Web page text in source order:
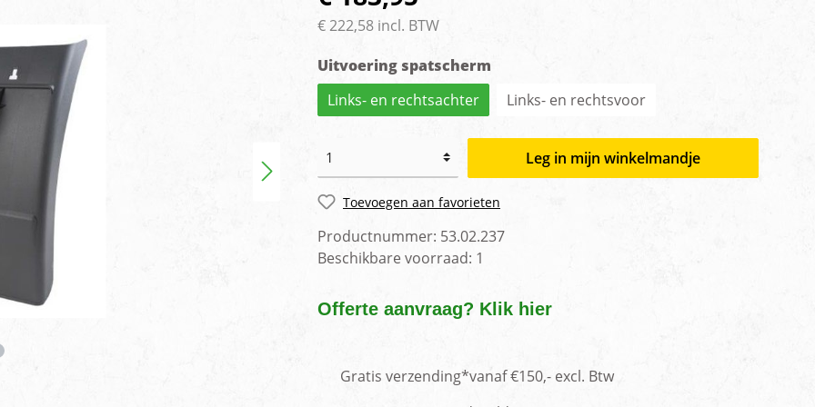
€ 222,58 incl. BTW
Uitvoering spatscherm
Links- en rechtsachter
Links- en rechtsvoor
Leg in mijn winkelmandje
Toevoegen aan favorieten
Productnummer: 53.02.237
Beschikbare voorraad: 1
Offerte aanvraag? Klik hier
Gratis verzending*vanaf €150,- excl. Btw